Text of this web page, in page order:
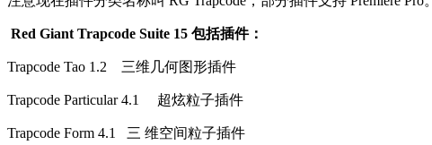
Red Giant Trapcode Suite 15 包括插件：
Trapcode Tao 1.2 三维几何图形插件
Trapcode Particular 4.1 超炫粒子插件
Trapcode Form 4.1 三 维空间粒子插件